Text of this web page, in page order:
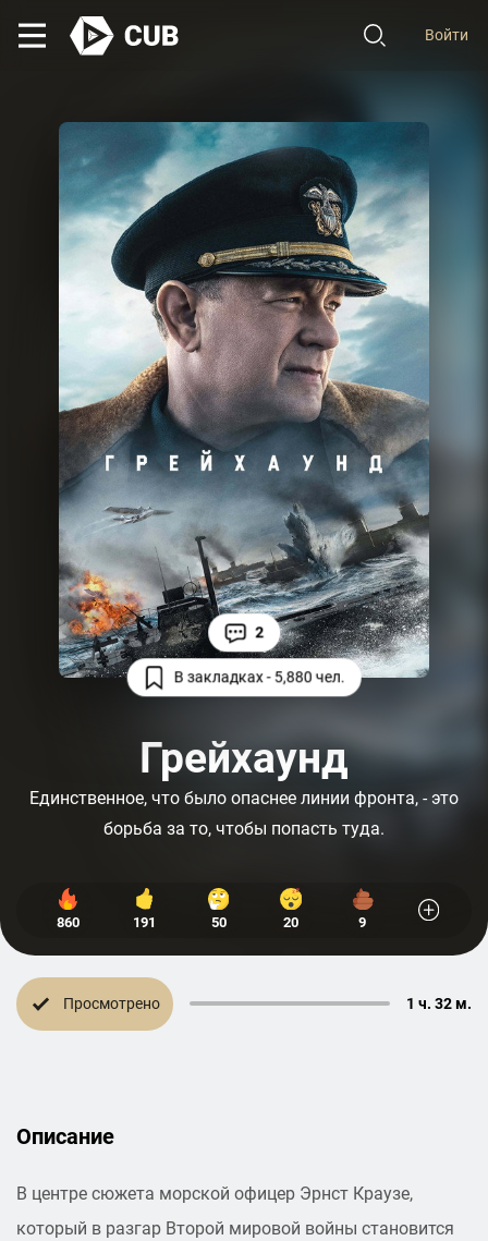
Войти
В закладках - 5,880 чел.
2
Грейхаунд
Единственное, что было опаснее линии фронта, - это
борьба за то, чтобы попасть туда.
860 191 50 20 9
Просмотрено 1 ч. 32 м.
Описание
В центре сюжета морской офицер Эрнст Краузе,
который в разгар Второй мировой войны становится